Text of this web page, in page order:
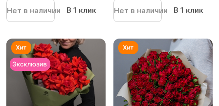
Нет в наличии В 1 клик Нет в наличии В 1 клик